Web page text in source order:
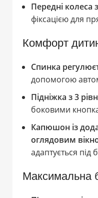
Передні
фіксацією для
Комфорт
Спинка
допомогою
Підніжка з 3
боковими
Капюшон із
оглядовим
адаптується під
Максимальна